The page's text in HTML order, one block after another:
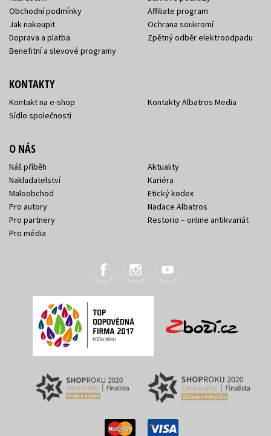
Obchodní podmínky
Jak nakoupit
Doprava a platba
Benefitní a slevové programy
Affiliate program
Ochrana soukromí
Zpětný odběr elektroodpadu
KONTAKTY
Kontakt na e-shop
Sídlo společnosti
Kontakty Albatros Media
O NÁS
Náš příběh
Nakladatelství
Maloobchod
Pro autory
Pro partnery
Pro média
Aktuality
Kariéra
Etický kodex
Nadace Albatros
Restorio – online antikvariát